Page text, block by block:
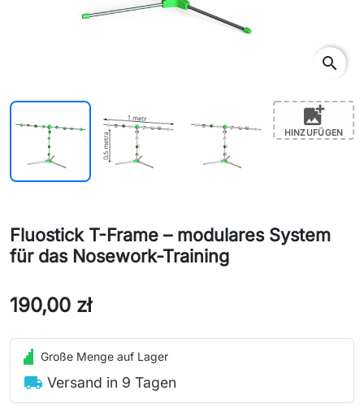
search
add_photo_alternate
HINZUFÜGEN
Fluostick T-Frame – modulares System
für das Nosework-Training
190,00 zł
Große Menge auf Lager
local_shipping Versand in 9 Tagen